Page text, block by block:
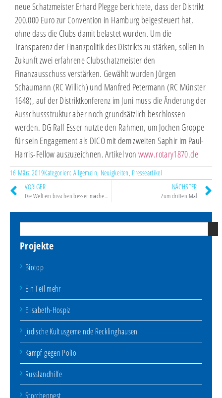
Projekte
Biotop
Ein Teil mehr
Elisabeth-Hospiz
Jüdische Kultusgemeinde Recklinghausen
Kampf gegen Polio
Russlandhilfe
Storchennest
neue Schatzmeister Erhard Plegge berichtete, dass der Distrikt
200.000 Euro zur Convention in Hamburg beigesteuert hat,
ohne dass die Clubs damit belastet wurden. Um die
Transparenz der Finanzpolitik des Distrikts zu stärken, sollen in
Zukunft zwei erfahrene Clubschatzmeister den
Finanzausschuss verstärken. Gewählt wurden Jürgen
Schaumann (RC Willich) und Manfred Petermann (RC Münster
1648), auf der Distriktkonferenz im Juni muss die Änderung der
Ausschussstruktur aber noch grundsätzlich beschlossen
werden. DG Ralf Esser nutzte den Rahmen, um Jochen Groppe
für sein Engagement als DICO mit dem zweiten Saphir im Paul-
Harris-Fellow auszuzeichnen. Artikel von www.rotary1870.de
16 März 2019Kategorien: Allgemein, Neuigkeiten, Presseartikel
VORIGER
Die Welt ein bisschen besser machen | Dattelner Morgenpost
NÄCHSTER
Zum dritten Mal